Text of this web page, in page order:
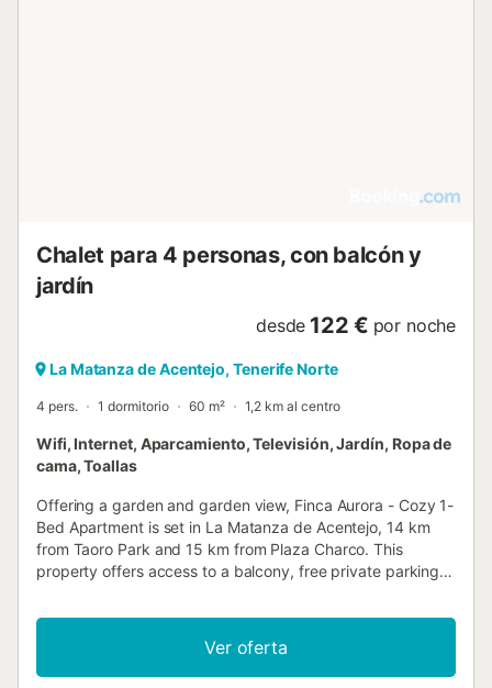
Chalet para 4 personas, con balcón y
jardín
desde 122 € por noche
La Matanza de Acentejo, Tenerife Norte
4 pers. 1 dormitorio 60 m² 1,2 km al centro
Wifi, Internet, Aparcamiento, Televisión, Jardín, Ropa de
cama, Toallas
Offering a garden and garden view, Finca Aurora - Cozy 1-
Bed Apartment is set in La Matanza de Acentejo, 14 km
from Taoro Park and 15 km from Plaza Charco. This
property offers access to a balcony, free private parking
Ver oferta